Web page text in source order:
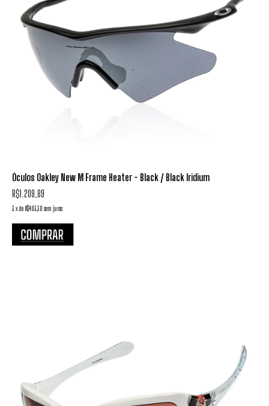
Óculos Oakley New M Frame Heater - Black / Black Iridium
R$1.209,89
3 xde R$403,30 sem juros